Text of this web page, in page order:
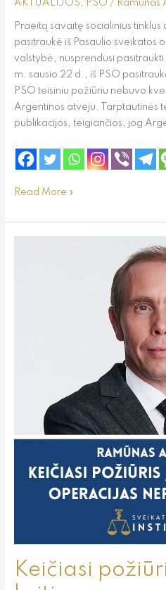
AKTUALIJOS, PSO / Ramūnas
Praeitą savaitę socialinius
pasitraukė iš Pasaulio sveikatos
valstybė, nusprendusi
m. sausio 22 d., iš PSO
PSO teisiniu požiūriu nebuvo
Argentinos atveju. Tarptautinės
publikacijos, teigiančios, jog
Read More »
Keičiasi